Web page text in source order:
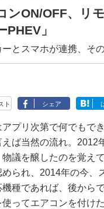
ンON/OFF、リ
」
とスマホが連携、そ
ト シェア
プリ次第で何でもで
ば当然の流れ。
議を醸したのを覚え
られ、2014年の今、
種であれば、後から
ってエアコンを付け